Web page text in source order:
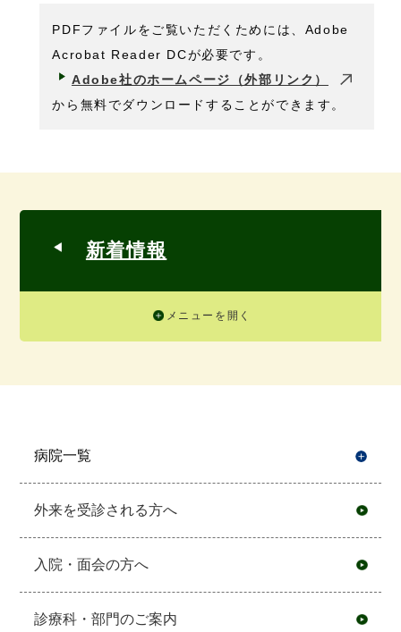
PDFファイルをご覧いただくためには、Adobe
Acrobat Reader DCが必要です。
Adobe社のホームページ（外部リンク）
から無料でダウンロードすることができます。
新着情報
メニューを開く
病院一覧
外来を受診される方へ
入院・面会の方へ
診療科・部門のご案内